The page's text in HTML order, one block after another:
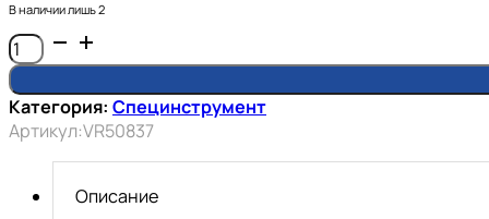
В наличии лишь 2
Количество
товара
Головка
для
фазорегуляторов
MERCEDES-
Категория: Специнструмент
Артикул:VR50837
Описание